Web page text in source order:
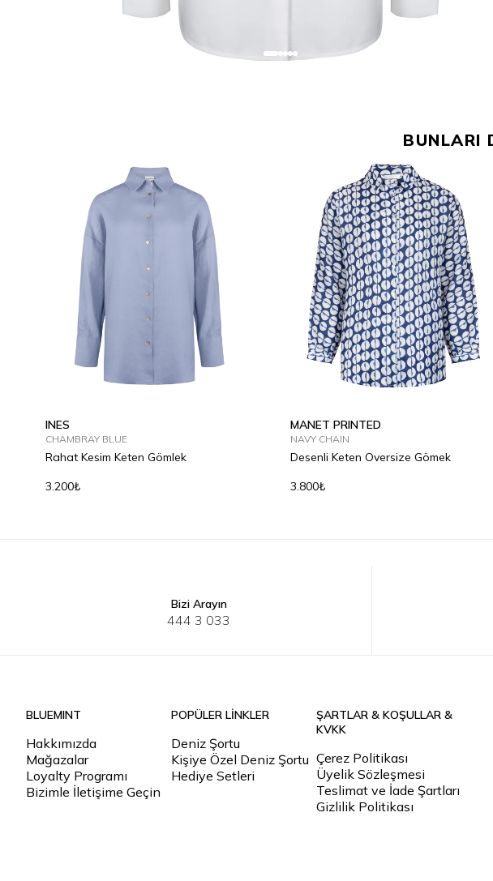
BUNLARI
INES
CHAMBRAY BLUE
Rahat Kesim Keten Gömlek
3.200₺
MANET PRINTED
NAVY CHAIN
Desenli Keten Oversize Gömek
3.800₺
Bizi Arayın
444 3 033
BLUEMINT
Hakkımızda
Mağazalar
Loyalty Programı
Bizimle İletişime Geçin
POPÜLER LİNKLER
Deniz Şortu
Kişiye Özel Deniz Şortu
Hediye Setleri
ŞARTLAR & KOŞULLAR &
KVKK
Çerez Politikası
Üyelik Sözleşmesi
Teslimat ve İade Şartları
Gizlilik Politikası